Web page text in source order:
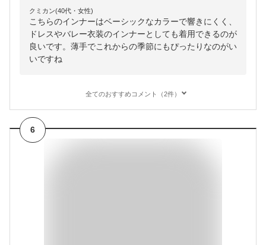
クミカン(40代・女性)
こちらのインナーはベーシックなカラーで響きにくく、
ドレスやバレー衣装のインナーとしても着用できるのが
良いです。薄手でこれからの季節にもぴったりなのがい
いですね
全てのおすすめコメント（2件）
6